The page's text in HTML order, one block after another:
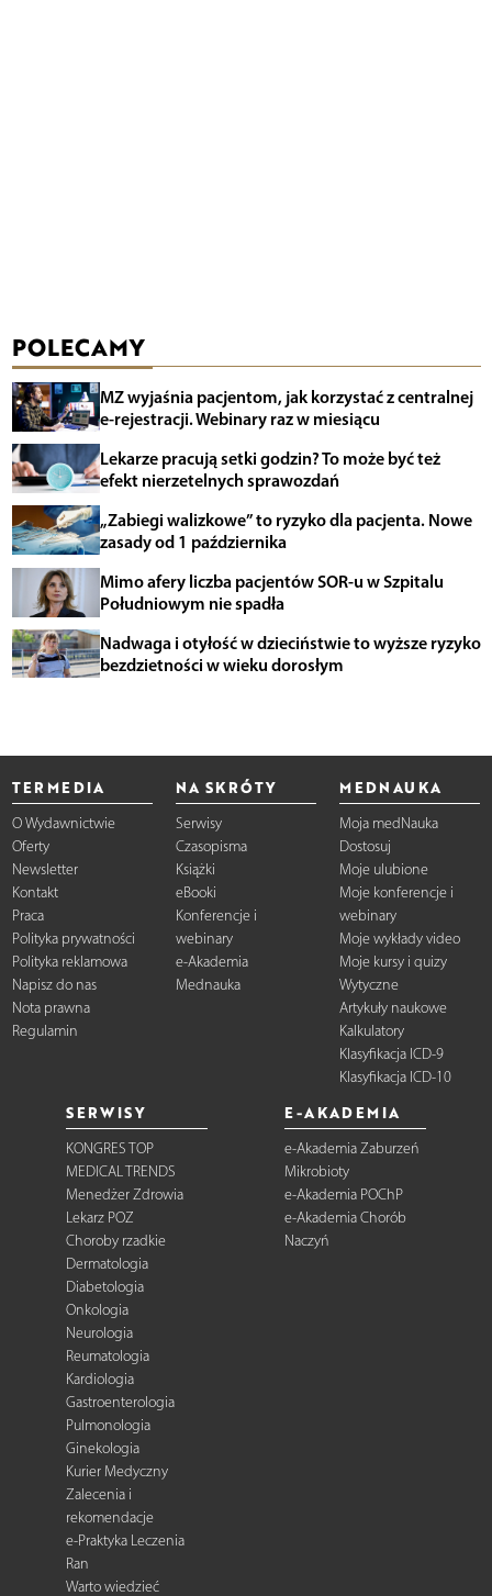
POLECAMY
MZ wyjaśnia pacjentom, jak korzystać z centralnej
e-rejestracji. Webinary raz w miesiącu
Lekarze pracują setki godzin? To może być też
efekt nierzetelnych sprawozdań
„Zabiegi walizkowe” to ryzyko dla pacjenta. Nowe
zasady od 1 października
Mimo afery liczba pacjentów SOR-u w Szpitalu
Południowym nie spadła
Nadwaga i otyłość w dzieciństwie to wyższe ryzyko
bezdzietności w wieku dorosłym
TERMEDIA
O Wydawnictwie
Oferty
Newsletter
Kontakt
Praca
Polityka prywatności
Polityka reklamowa
Napisz do nas
Nota prawna
Regulamin
NA SKRÓTY
Serwisy
Czasopisma
Książki
eBooki
Konferencje i
webinary
e-Akademia
Mednauka
MEDNAUKA
Moja medNauka
Dostosuj
Moje ulubione
Moje konferencje i
webinary
Moje wykłady video
Moje kursy i quizy
Wytyczne
Artykuły naukowe
Kalkulatory
Klasyfikacja ICD-9
Klasyfikacja ICD-10
SERWISY
KONGRES TOP
MEDICAL TRENDS
Menedżer Zdrowia
Lekarz POZ
Choroby rzadkie
Dermatologia
Diabetologia
Onkologia
Neurologia
Reumatologia
Kardiologia
Gastroenterologia
Pulmonologia
Ginekologia
Kurier Medyczny
Zalecenia i
rekomendacje
e-Praktyka Leczenia
Ran
Warto wiedzieć
E-AKADEMIA
e-Akademia Zaburzeń
Mikrobioty
e-Akademia POChP
e-Akademia Chorób
Naczyń